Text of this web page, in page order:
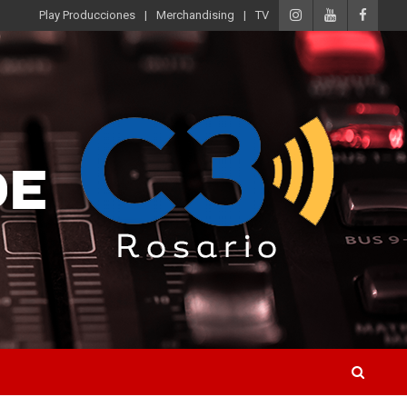
Play Producciones Merchandising TV